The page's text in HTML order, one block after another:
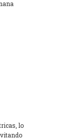
lo